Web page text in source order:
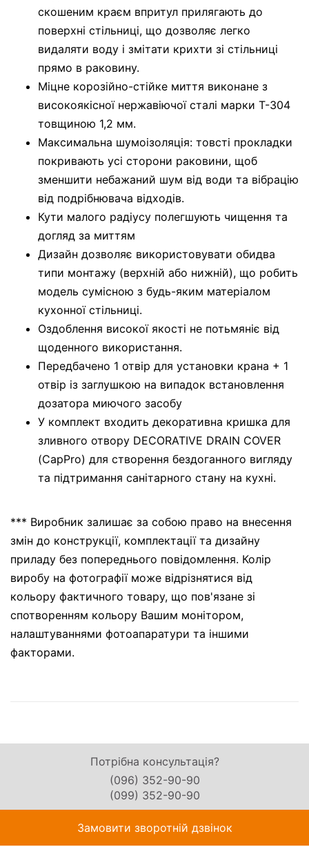
скошеним краєм впритул прилягають до
поверхні стільниці, що дозволяє легко
видаляти воду і змітати крихти зі стільниці
прямо в раковину.
Міцне корозійно-стійке миття виконане з
високоякісної нержавіючої сталі марки Т-304
товщиною 1,2 мм.
Максимальна шумоізоляція: товсті прокладки
покривають усі сторони раковини, щоб
зменшити небажаний шум від води та вібрацію
від подрібнювача відходів.
Кути малого радіусу полегшують чищення та
догляд за миттям
Дизайн дозволяє використовувати обидва
типи монтажу (верхній або нижній), що робить
модель сумісною з будь-яким матеріалом
кухонної стільниці.
Оздоблення високої якості не потьмяніє від
щоденного використання.
Передбачено 1 отвір для установки крана + 1
отвір із заглушкою на випадок встановлення
дозатора миючого засобу
У комплект входить декоративна кришка для
зливного отвору DECORATIVE DRAIN COVER
(CapPro) для створення бездоганного вигляду
та підтримання санітарного стану на кухні.
*** Виробник залишає за собою право на внесення
змін до конструкції, комплектації та дизайну
приладу без попереднього повідомлення. Колір
виробу на фотографії може відрізнятися від
кольору фактичного товару, що пов'язане зі
спотворенням кольору Вашим монітором,
налаштуваннями фотоапаратури та іншими
факторами.
Потрібна консультація?
(096) 352-90-90
(099) 352-90-90
Замовити зворотній дзвінок